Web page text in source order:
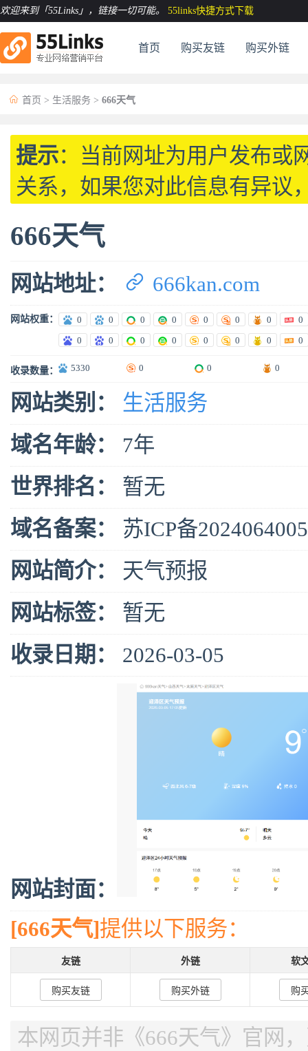
欢迎来到「55Links」 ，链接一切可能。 55links快捷方式下载
首页 购买友链 购买外链
 首页 > 生活服务 > 666天气
提示：当前网址为用户发布或
关系，如果您对此信息有异议
666天气
网站地址：  666kan.com
网站权重： 0 0 0 0 0 0 0
0
0
0 0 0 0 0 0 0
收录数量： 5330 0 0 0
网站类别：
生活服务
域名年龄：
7年
世界排名：
暂无
域名备案：
苏ICP备
网站简介：
天气预报
网站标签：
暂无
收录日期：
2026-03-05
网站封面：
[666天气]提供以下服务：
友链 外链 软
购买友链 购买外链 购
本网页并非《666天气》官网